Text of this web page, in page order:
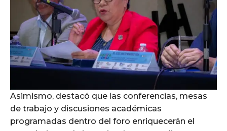
Asimismo, destacó que las conferencias, mesas
de trabajo y discusiones académicas
programadas dentro del foro enriquecerán el